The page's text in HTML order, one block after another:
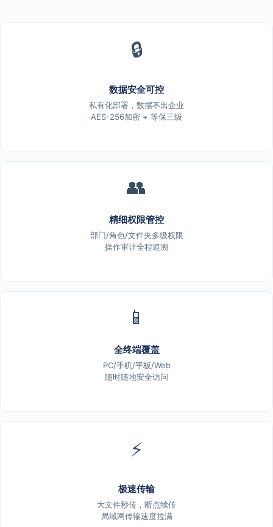
🔒
数据安全可控
私有化部署，数据不出企业
AES-256加密 + 等保三级
👥
精细权限管控
部门/角色/文件夹多级权限
操作审计全程追溯
📱
全终端覆盖
PC/手机/平板/Web
随时随地安全访问
⚡
极速传输
大文件秒传，断点续传
局域网传输速度拉满